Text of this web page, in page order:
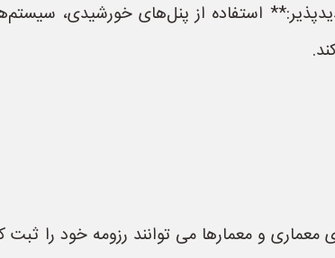
استفاده از پنل‌های خورشیدی،
و معمارها می توانند رزومه خود را ثبت